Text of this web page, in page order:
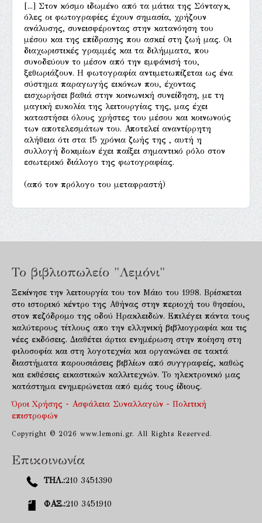
[...] Στον κόσμο ιδωμένο από τα μάτια της Σόνταγκ,
όλες οι φωτογραφίες έχουν σημασία, χρήζουν
ανάλυσης, συνεισφέροντας στην κατανόηση του
μέσου και της επίδρασης που ασκεί στη ζωή μας. Οι
διαχωριστικές γραμμές και τα διλήμματα, που
συνοδεύουν το μέσον από την εμφάνισή του,
ξεθωριάζουν. Η φωτογραφία αντιμετωπίζεται ως ένα
σύστημα παραγωγής εικόνων που, έχοντας
εισχωρήσει βαθιά στην κοινωνική συνείδηση, με τη
μαγική ευκολία της λειτουργίας της, μας έχει
καταστήσει όλους χρήστες του μέσου και κοινωνούς
των αποτελεσμάτων του. Αποτελεί αναντίρρητη
αλήθεια ότι στα 15 χρόνια ζωής της , αυτή η
συλλογή δοκιμίων έχει παίξει σημαντικό ρόλο στον
εσωτερικό διάλογο της φωτογραφίας.
(από τον πρόλογο του μεταφραστή)
Το βιβλιοπωλείο "Λεμόνι"
Ξεκίνησε την λειτουργία του τον Μάιο του 1998. Βρίσκεται
στο ιστορικό κέντρο της Αθήνας στην περιοχή του θησείου,
στον πεζόδρομο της οδού Ηρακλειδών. Επιλέγει πάντα τους
καλύτερους τίτλους απο την ελληνική βιβλιογραφία και τις
νέες εκδόσεις. Διαθέτει άρτια ενημέρωση στην ποίηση στη
φιλοσοφία και στη λογοτεχνία και οργανώνει σε τακτά
διαστήματα παρουσιάσεις βιβλίων από συγγραφείς, καθώς
και εκθέσεις εικαστικών καλλιτεχνών. Το ηλεκτρονικό μας
κατάστημα ενημερώνεται από εμάς τους ίδιους.
Όροι Χρήσης - Ασφάλεια Συναλλαγών - Πολιτική
επιστροφών
Copyright © 2026 www.lemoni.gr. All Rights Reserved.
Επικοινωνία
ΤΗΛ.:210 3451390
ΦΑΞ.:210 3451910